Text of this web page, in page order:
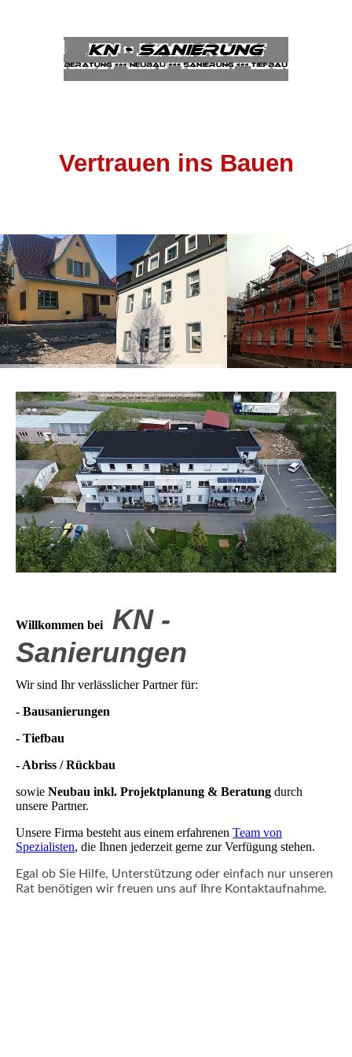
Vertrauen ins Bauen
Willkommen bei KN -
Sanierungen
Wir sind Ihr verlässlicher Partner für:
- Bausanierungen
- Tiefbau
- Abriss / Rückbau
sowie Neubau inkl. Projektplanung & Beratung durch
unsere Partner.
Unsere Firma besteht aus einem erfahrenen Team von
Spezialisten, die Ihnen jederzeit gerne zur Verfügung stehen.
Egal ob Sie Hilfe, Unterstützung oder einfach nur unseren
Rat benötigen wir freuen uns auf Ihre Kontaktaufnahme.